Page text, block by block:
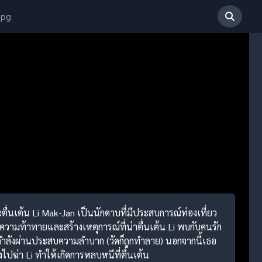
นเต้น Li Mak-Jan เป็นนักดาบที่มีประสบการณ์ท่องเที่ยว
ามท้าทายและสร้างเหตุการณ์ที่น่าตื่นเต้น Li พบกับคนรัก
ลังผ่านประสบความลำบาก (วัดก็ถูกทำลาย) นอกจากนี้เธอ
ไปฆ่า Li ทำให้เกิดการหลบหนีที่ตื่นเต้น